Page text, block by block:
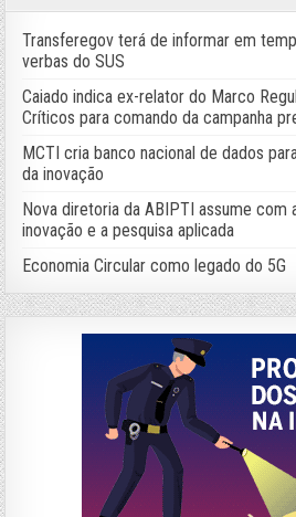
Transferegov terá de informar em
verbas do SUS
Caiado indica ex-relator do Marco
Críticos para comando da campanha
MCTI cria banco nacional de dados
da inovação
Nova diretoria da ABIPTI assume com
inovação e a pesquisa aplicada
Economia Circular como legado do 5G